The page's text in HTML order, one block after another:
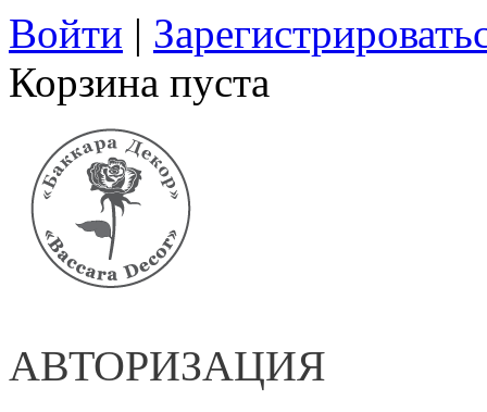
Войти |
Корзина пуста
АВТОРИЗАЦИЯ